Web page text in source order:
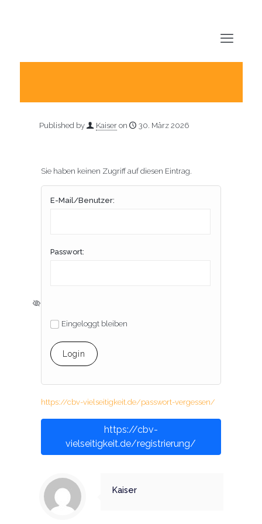
Published by Kaiser on 30. März 2026
Sie haben keinen Zugriff auf diesen Eintrag.
E-Mail/Benutzer:
Passwort:
Eingeloggt bleiben
https://cbv-vielseitigkeit.de/passwort-vergessen/
https://cbv-
vielseitigkeit.de/registrierung/
Kaiser